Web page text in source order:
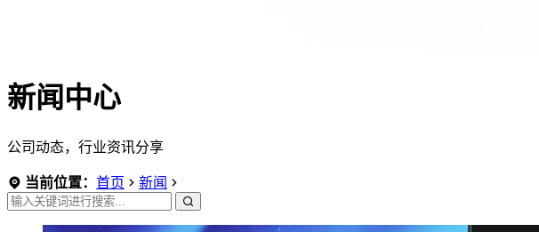
新闻中心
公司动态，行业资讯分享
当前位置： 首页 新闻